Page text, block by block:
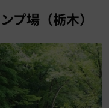
プ場（栃木）